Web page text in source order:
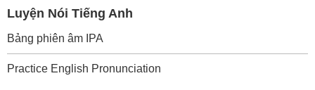
Luyện Nói Tiếng Anh
Bảng phiên âm IPA
Practice English Pronunciation